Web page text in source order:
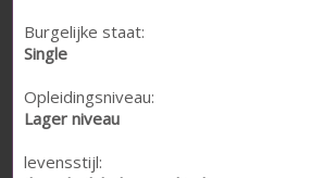
Burgelijke staat:
Single
Opleidingsniveau:
Lager niveau
levensstijl: